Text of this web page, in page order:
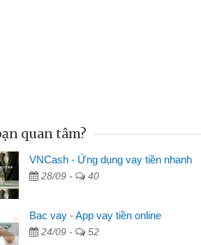
Mai Lan - Sinh viên
Tôi biết đến thông
sinh viên nên cần đóng
thấy thủ tục nhanh gọn
quan tâm?
VNCash - Ứng dụng vay tiền nhanh
28/09 - 40
Bac vay - App vay tiền online
24/09 - 52